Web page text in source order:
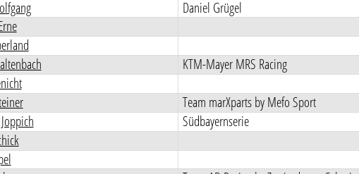
Daniel Grügel
KTM-Mayer MRS Racing
Team marXparts by Mefo Sport
Südbayernserie